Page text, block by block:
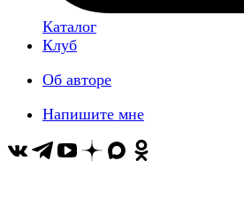
Каталог
Клуб
Об авторе
Напишите мне